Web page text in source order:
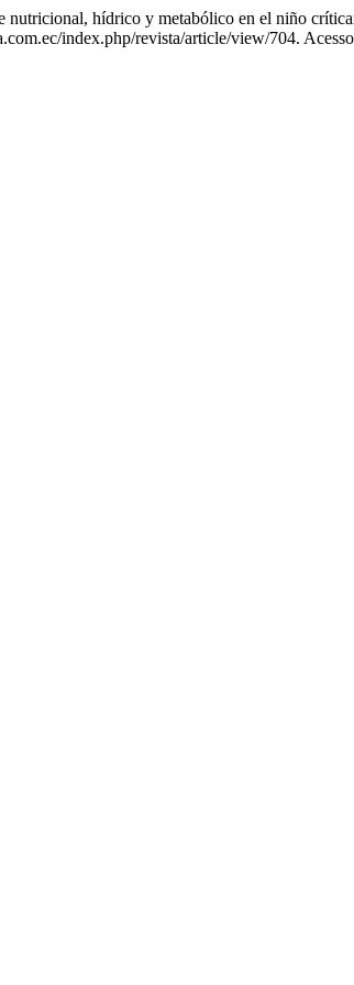
hídrico y metabólico en el niño
index.php/revista/article/view/704.